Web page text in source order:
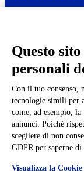
Ufficio
Dichiarazione
Obiettivi di
Gestione
Pagina
Sezione
Copyright 2026 |
Questo
personali
Con il tuo consenso,
tecnologie simili per
come, ad esempio,
annunci. Poiché
scegliere di non
GDPR per saperne di
Visualizza la